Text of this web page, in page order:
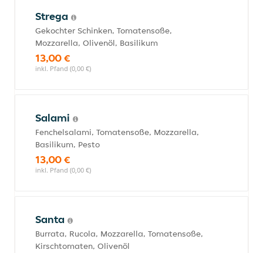
Strega
Gekochter Schinken, Tomatensoße,
Mozzarella, Olivenöl, Basilikum
13,00 €
inkl. Pfand (0,00 €)
Salami
Fenchelsalami, Tomatensoße, Mozzarella,
Basilikum, Pesto
13,00 €
inkl. Pfand (0,00 €)
Santa
Burrata, Rucola, Mozzarella, Tomatensoße,
Kirschtomaten, Olivenöl